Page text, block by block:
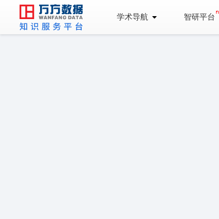
学术导航 智研平台